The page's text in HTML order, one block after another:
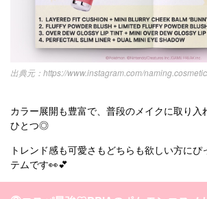
https://www.instagram.com/
カラー展開も豊富で、普段のメイクに取り入
ひとつ◎
トレンド感も可愛さもどちらも欲しい方にぴ
テムです👀💕